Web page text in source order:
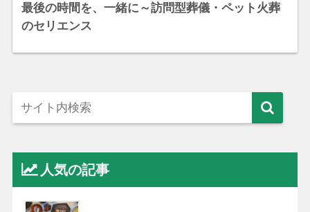
最後の時間を、一緒に～訪問型葬儀・ペット火葬
のセリエンス
人気の記事